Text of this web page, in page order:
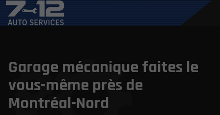
Garage mécanique faites le
vous-même près de
Montréal-Nord